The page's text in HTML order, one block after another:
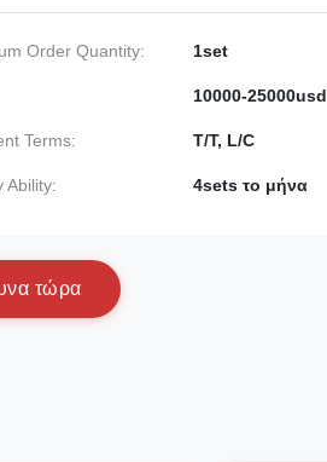
Order Quantity: 1set
10000-25000usd
Terms: T/T, L/C
Ability: 4sets το μήνα
να τώρα